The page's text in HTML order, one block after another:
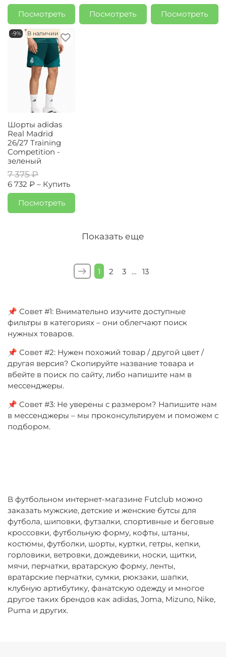
Посмотреть
Посмотреть
Посмотреть
-9% В наличии
Шорты adidas
Real Madrid
26/27 Training
Competition -
зеленый
7 375 ₽
6 732 ₽ – Купить
Посмотреть
Показать еще
1 2 3 … 13
📌 Совет #1: Внимательно изучите доступные
фильтры в категориях – они облегчают поиск
нужных товаров.
📌 Совет #2: Нужен похожий товар / другой цвет /
другая версия? Скопируйте название товара и
вбейте в поиск по сайту, либо напишите нам в
мессенджеры.
📌 Совет #3: Не уверены с размером? Напишите нам
в мессенджеры – мы проконсультируем и поможем с
подбором.
В футбольном интернет-магазине Futclub можно
заказать мужские, детские и женские бутсы для
футбола, шиповки, футзалки, спортивные и беговые
кроссовки, футбольную форму, кофты, штаны,
костюмы, футболки, шорты, куртки, гетры, кепки,
горловики, ветровки, дождевики, носки, щитки,
мячи, перчатки, вратарскую форму, ленты,
вратарские перчатки, сумки, рюкзаки, шапки,
клубную артибутику, фанатскую одежду и многое
другое таких брендов как adidas, Joma, Mizuno, Nike,
Puma и других.